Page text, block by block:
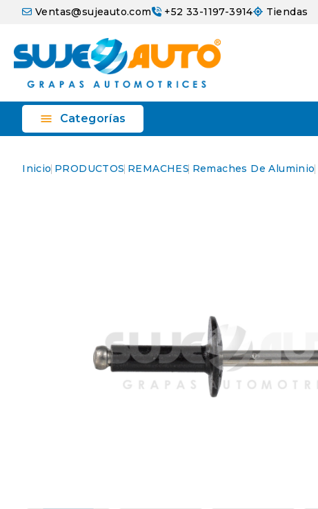
Ventas@sujeauto.com +52 33-1197-3914 Tiendas
 Categorías
Inicio PRODUCTOS REMACHES Remaches De Aluminio